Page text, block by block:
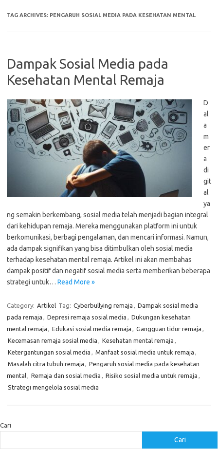
TAG ARCHIVES: PENGARUH SOSIAL MEDIA PADA KESEHATAN MENTAL
Dampak Sosial Media pada
Kesehatan Mental Remaja
D
al
a
m
er
a
di
git
al
ya
ng semakin berkembang, sosial media telah menjadi bagian integral
dari kehidupan remaja. Mereka menggunakan platform ini untuk
berkomunikasi, berbagi pengalaman, dan mencari informasi. Namun,
ada dampak signifikan yang bisa ditimbulkan oleh sosial media
terhadap kesehatan mental remaja. Artikel ini akan membahas
dampak positif dan negatif sosial media serta memberikan beberapa
strategi untuk… Read More »
Category: Artikel Tag: Cyberbullying remaja , Dampak sosial media
pada remaja , Depresi remaja sosial media , Dukungan kesehatan
mental remaja , Edukasi sosial media remaja , Gangguan tidur remaja ,
Kecemasan remaja sosial media , Kesehatan mental remaja ,
Ketergantungan sosial media , Manfaat sosial media untuk remaja ,
Masalah citra tubuh remaja , Pengaruh sosial media pada kesehatan
mental, Remaja dan sosial media , Risiko sosial media untuk remaja ,
Strategi mengelola sosial media
Cari
Cari